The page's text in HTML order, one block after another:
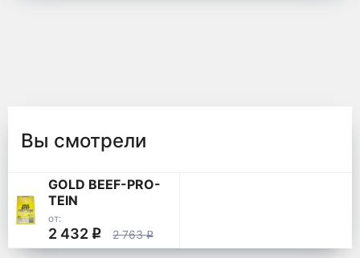
Вы смотрели
GOLD BEEF-PRO-
TEIN
от:
2 432 q 2 763q